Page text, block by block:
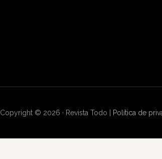
Copyright © 2026 · Revista Todo | Política de